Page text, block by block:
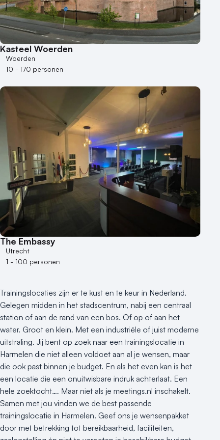
Industriële locatie
Kasteel en landgoed
Kleine / intieme locatie
Locaties aan zee
Museum
Kasteel Woerden
Woerden
10 - 170 personen
The Embassy
Utrecht
1 - 100 personen
Trainingslocaties zijn er te kust en te keur in Nederland.
Gelegen midden in het stadscentrum, nabij een centraal
station of aan de rand van een bos. Of op of aan het
water. Groot en klein. Met een industriële of juist moderne
uitstraling. Jij bent op zoek naar een trainingslocatie in
Harmelen die niet alleen voldoet aan al je wensen, maar
die ook past binnen je budget. En als het even kan is het
een locatie die een onuitwisbare indruk achterlaat. Een
hele zoektocht…. Maar niet als je meetings.nl inschakelt.
Samen met jou vinden we de best passende
trainingslocatie in Harmelen. Geef ons je wensenpakket
door met betrekking tot bereikbaarheid, faciliteiten,